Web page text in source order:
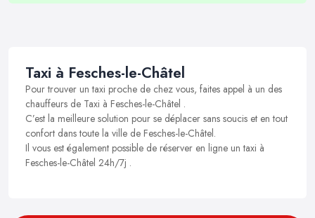
Taxi à Fesches-le-Châtel
Pour trouver un taxi proche de chez vous, faites appel à un des
chauffeurs de Taxi à Fesches-le-Châtel .
C’est la meilleure solution pour se déplacer sans soucis et en tout
confort dans toute la ville de Fesches-le-Châtel.
Il vous est également possible de réserver en ligne un taxi à
Fesches-le-Châtel 24h/7j .